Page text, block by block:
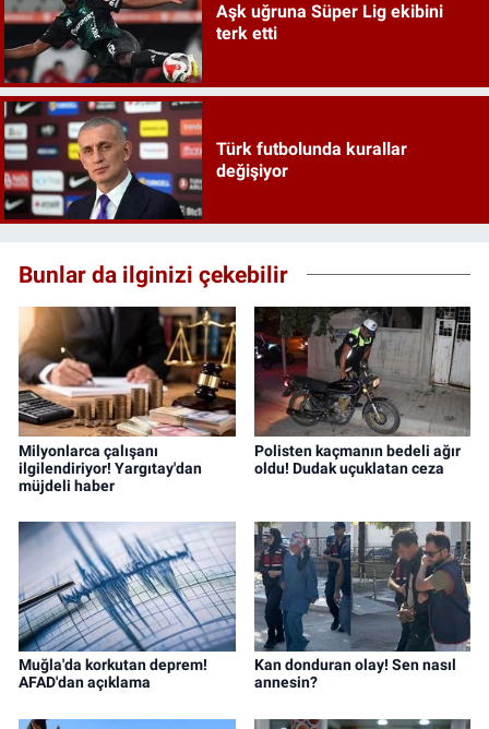
Aşk uğruna Süper Lig ekibini
terk etti
Türk futbolunda kurallar
değişiyor
Bunlar da ilginizi çekebilir
Milyonlarca çalışanı
ilgilendiriyor! Yargıtay'dan
müjdeli haber
Polisten kaçmanın bedeli ağır
oldu! Dudak uçuklatan ceza
Muğla'da korkutan deprem!
AFAD'dan açıklama
Kan donduran olay! Sen nasıl
annesin?